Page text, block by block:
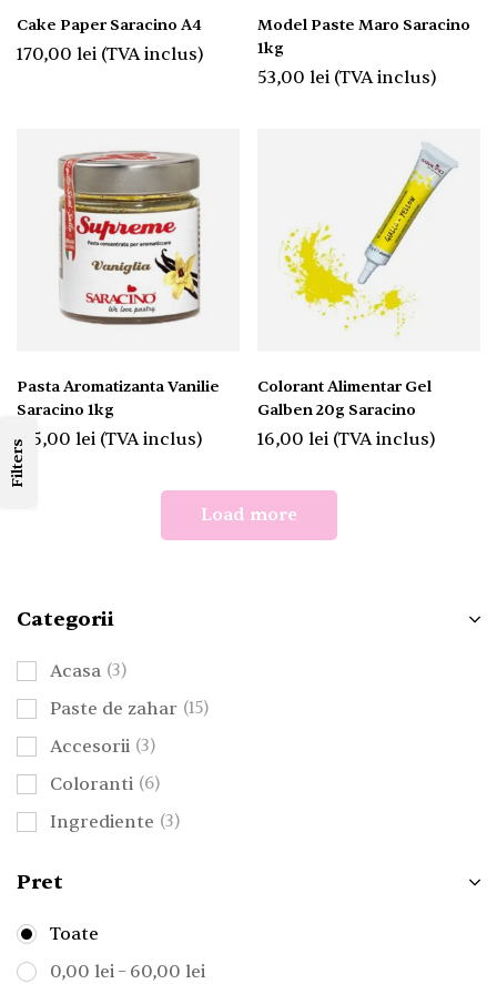
Categorii
Acasa (3)
Paste de zahar (15)
Accesorii (3)
Coloranti (6)
Ingrediente (3)
Pret
Toate
0,00 lei – 60,00 lei
Filters
Cake Paper Saracino A4
170,00 lei (TVA inclus)
Model Paste Maro Saracino
1kg
53,00 lei (TVA inclus)
Pasta Aromatizanta Vanilie
Saracino 1kg
135,00 lei (TVA inclus)
Colorant Alimentar Gel
Galben 20g Saracino
16,00 lei (TVA inclus)
Load more